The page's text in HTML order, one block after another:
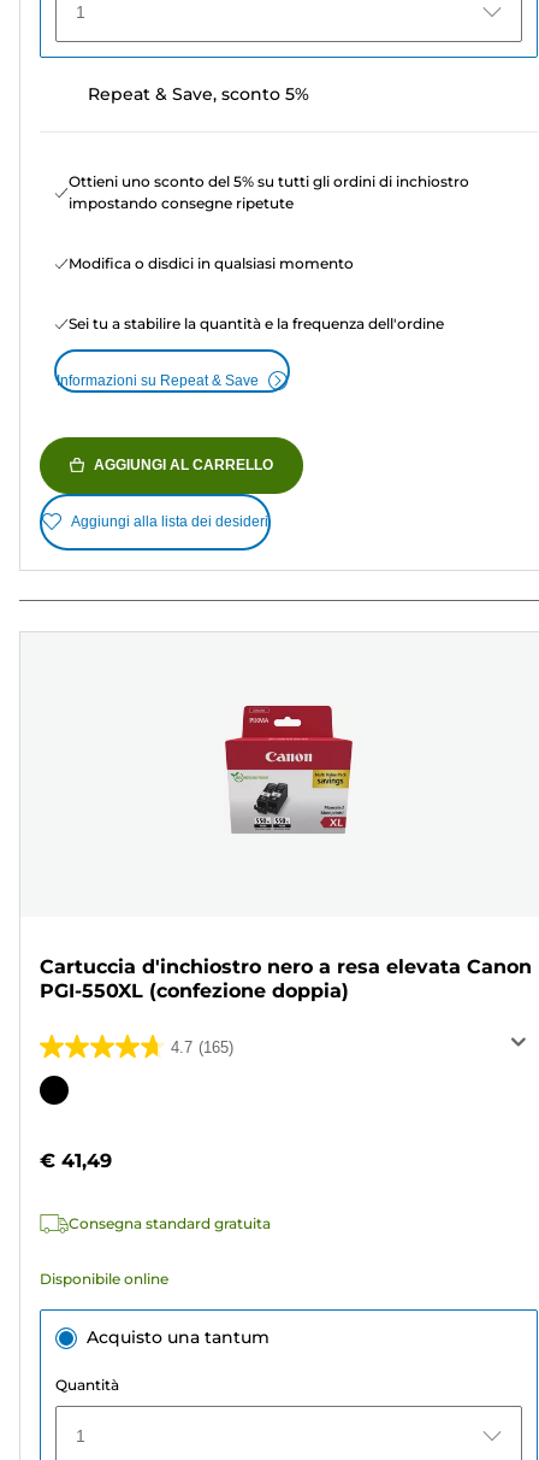
1
Repeat & Save, sconto 5%
Ottieni uno sconto del 5% su tutti gli ordini di inchiostro
impostando consegne ripetute
Modifica o disdici in qualsiasi momento
Sei tu a stabilire la quantità e la frequenza dell'ordine
Informazioni su Repeat & Save
AGGIUNGI AL CARRELLO
Aggiungi alla lista dei desideri
Cartuccia d'inchiostro nero a resa elevata Canon
PGI-550XL (confezione doppia)
4.7 (165)
4.7
su
165
Cartuccia
€ 41,49
Consegna standard gratuita
Disponibile online
Acquisto una tantum
Quantità
1